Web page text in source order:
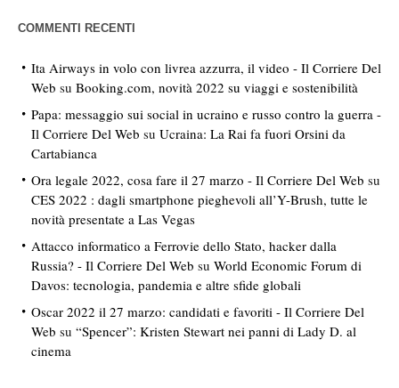
COMMENTI RECENTI
Ita Airways in volo con livrea azzurra, il video - Il Corriere Del
Web su Booking.com, novità 2022 su viaggi e sostenibilità
Papa: messaggio sui social in ucraino e russo contro la guerra -
Il Corriere Del Web su Ucraina: La Rai fa fuori Orsini da
Cartabianca
Ora legale 2022, cosa fare il 27 marzo - Il Corriere Del Web su
CES 2022 : dagli smartphone pieghevoli all’Y-Brush, tutte le
novità presentate a Las Vegas
Attacco informatico a Ferrovie dello Stato, hacker dalla
Russia? - Il Corriere Del Web su World Economic Forum di
Davos: tecnologia, pandemia e altre sfide globali
Oscar 2022 il 27 marzo: candidati e favoriti - Il Corriere Del
Web su “Spencer”: Kristen Stewart nei panni di Lady D. al
cinema